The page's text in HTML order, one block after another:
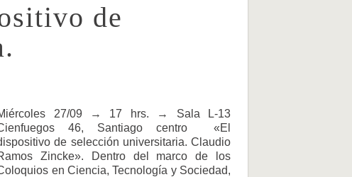
de
27/09 → 17 hrs. → Sala L-13
46, Santiago centro «El
de selección universitaria. Claudio
Zincke». Dentro del marco de los
en Ciencia, Tecnología y Sociedad,